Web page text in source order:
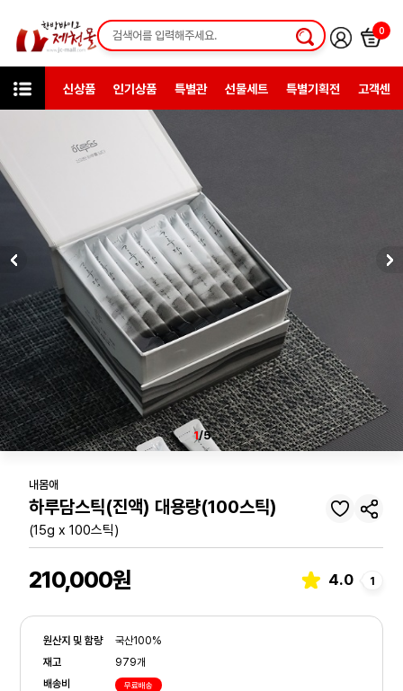
0
신상품 인기상품 특별관 선물세트 특별기획전 고객센터
1/5
내몸애
하루담스틱(진액) 대용량(100스틱)
(15g x 100스틱)
210,000원 4.0 1
원산지 및 함량
국산100%
재고
979개
배송비
무료배송